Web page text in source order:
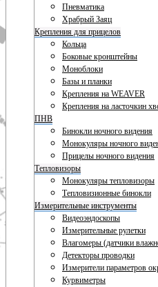
Пневматика
Храбрый Заяц
Крепления для прицелов
Кольца
Боковые кронштейны
Моноблоки
Базы и планки
Крепления на WEAVER
Крепления на ласточкин
ПНВ
Бинокли ночного видения
Монокуляры ночного
Прицелы ночного видения
Тепловизоры
Монокуляры тепловизоры
Тепловизионные бинокли
Измерительные инструменты
Видеоэндоскопы
Измерительные рулетки
Влагомеры (датчики
Детекторы проводки
Измерители параметров
Курвиметры